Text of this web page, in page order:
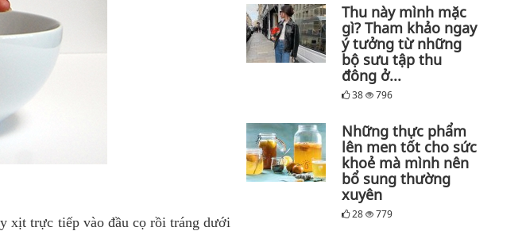
xịt trực tiếp vào đầu cọ rồi tráng dưới
Thu này mình mặc
gì? Tham khảo ngay
ý tưởng từ những
bộ sưu tập thu
đông ở...
38 796
Những thực phẩm
lên men tốt cho sức
khoẻ mà mình nên
bổ sung thường
xuyên
28 779